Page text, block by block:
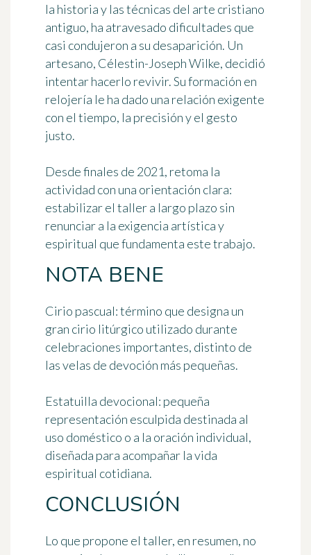
la historia y las técnicas del arte cristiano
antiguo, ha atravesado dificultades que
casi condujeron a su desaparición. Un
artesano, Célestin-Joseph Wilke, decidió
intentar hacerlo revivir. Su formación en
relojería le ha dado una relación exigente
con el tiempo, la precisión y el gesto
justo.
Desde finales de 2021, retoma la
actividad con una orientación clara:
estabilizar el taller a largo plazo sin
renunciar a la exigencia artística y
espiritual que fundamenta este trabajo.
NOTA BENE
Cirio pascual: término que designa un
gran cirio litúrgico utilizado durante
celebraciones importantes, distinto de
las velas de devoción más pequeñas.
Estatuilla devocional: pequeña
representación esculpida destinada al
uso doméstico o a la oración individual,
diseñada para acompañar la vida
espiritual cotidiana.
CONCLUSIÓN
Lo que propone el taller, en resumen, no